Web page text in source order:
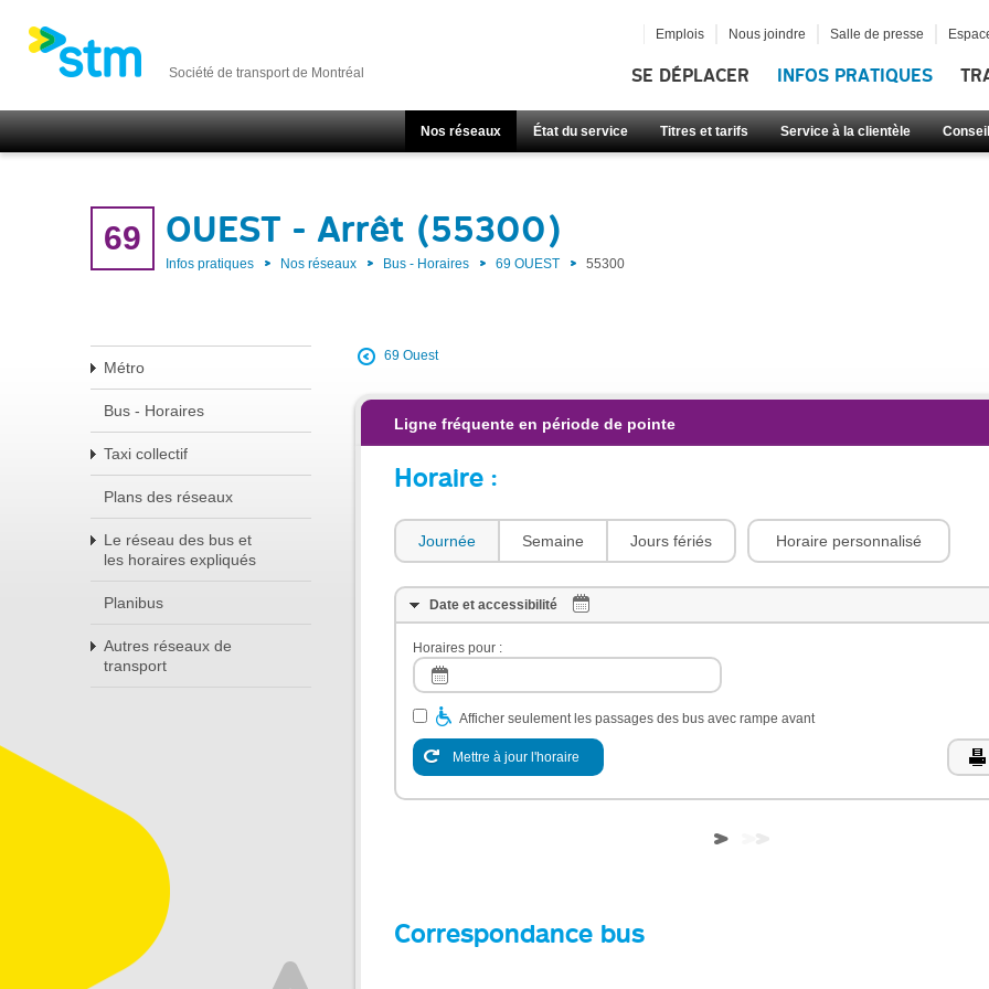
Société de transport de Montréal SE DÉPLACER INFOS PRATIQUES
Nos réseaux État du service Titres et tarifs Service à la clientèle
Emplois Nous joindre Salle de presse
69 OUEST - Arrêt (55300)
Infos pratiques Nos réseaux Bus - Horaires 69 OUEST 55300
Métro
Bus - Horaires
Taxi collectif
Plans des réseaux
Le réseau des bus et
les horaires expliqués
Planibus
Autres réseaux de
transport
69 Ouest
Ligne fréquente en période de pointe
Horaire :
Journée Semaine Jours fériés Horaire personnalisé
Date et accessibilité
Horaires pour :
Afficher seulement les passages des bus avec rampe avant
Mettre à jour l'horaire
Correspondance bus